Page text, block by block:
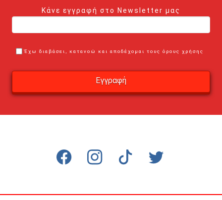
Κάνε εγγραφή στο Newsletter μας
Έχω διαβάσει, κατανοώ και αποδέχομαι τους όρους χρήσης